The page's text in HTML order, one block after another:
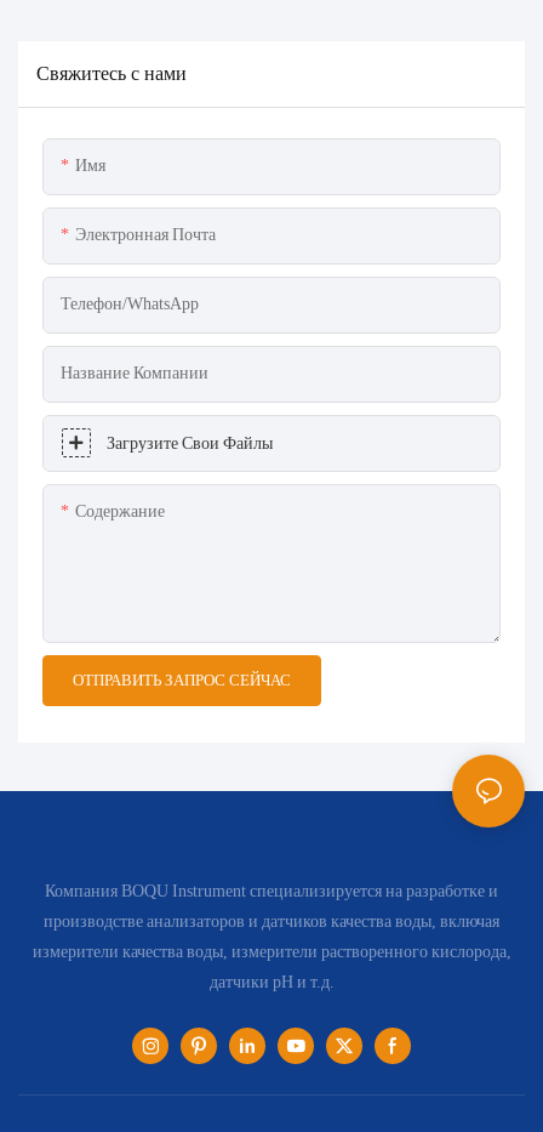
Свяжитесь с нами
Имя
Электронная Почта
Телефон/WhatsApp
Название Компании
Загрузите Свои Файлы
Содержание
ОТПРАВИТЬ ЗАПРОС СЕЙЧАС
Компания BOQU Instrument специализируется на разработке и
производстве анализаторов и датчиков качества воды, включая
измерители качества воды, измерители растворенного кислорода,
датчики pH и т.д.